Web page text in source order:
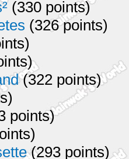
(330 points)
(326 points)
(322 points)
points)
(293 points)